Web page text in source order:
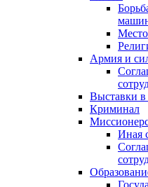
Армия и
Выставки
Криминал
Иная